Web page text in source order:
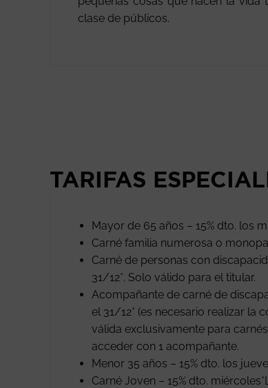
clase de públicos.
TARIFAS
Mayor de 65 años – 15% dto. los
Carné familia numerosa o
Carné de personas con
31/12*. Solo válido para el titular.
Acompañante de carné de
el 31/12* (es necesario realizar la
válida exclusivamente para
acceder con 1 acompañante.
Menor 35 años – 15% dto. los
Carné Joven – 15% dto.